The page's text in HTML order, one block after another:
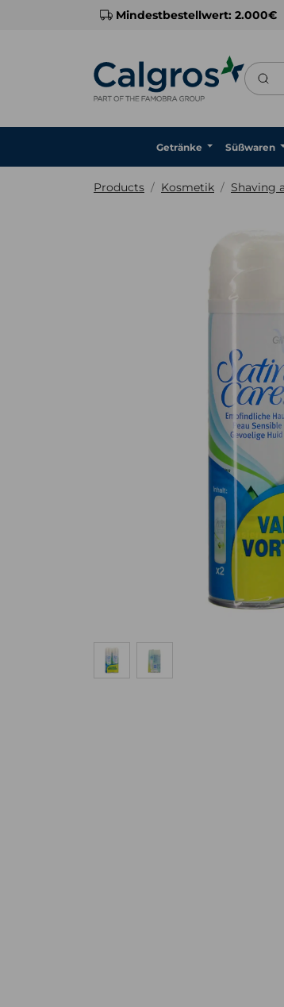
Mindestbestellwert: 2.000€
Getränke Süßwaren
Products Kosmetik Shaving